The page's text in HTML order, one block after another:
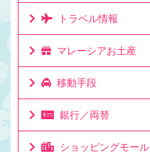
トラベル情報
マレーシアお土産
移動手段
銀行／両替
ショッピングモール